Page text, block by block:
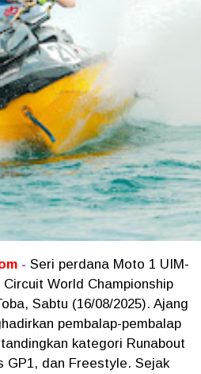
- Seri perdana Moto 1 UIM-
World Championship
Sabtu (16/08/2025). Ajang
pembalap-pembalap
kategori Runabout
GP1, dan Freestyle. Sejak